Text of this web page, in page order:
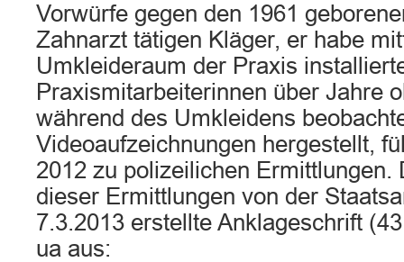
Vorwürfe gegen den 1961
Zahnarzt tätigen Kläger, er habe
Umkleideraum der Praxis
Praxismitarbeiterinnen über Jahre
während des Umkleidens
Videoaufzeichnungen hergestellt,
2012 zu polizeilichen Ermittlungen.
dieser Ermittlungen von der
7.3.2013 erstellte Anklageschrift
ua aus: